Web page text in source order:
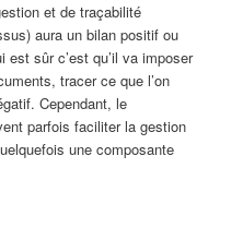
et de traçabilité
aura un bilan positif ou
sûr c’est qu’il va imposer
tracer ce que l’on
Cependant, le
parfois faciliter la gestion
une composante